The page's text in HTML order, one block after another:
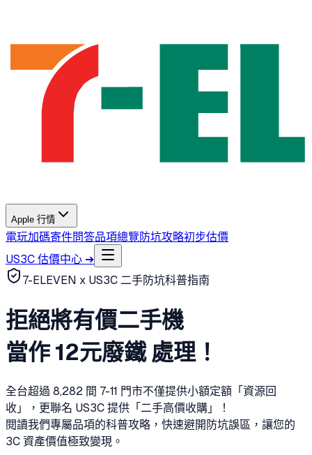
Apple 行情
電玩加碼寄件問答品項總覽防坑攻略初步估價
US3C 估價中心 ➔
7-ELEVEN x US3C 二手防坑科普指南
拒絕將有價二手機
當作12元廢鐵處理！
全台超過 8,282 間 7-11 門市不僅提供小額定額「資源回
收」，更聯名 US3C 提供「二手高價收購」！
閱讀我們專屬品項的科普攻略，快速避開防坑誤區，讓您的
3C 資產價值極致變現。